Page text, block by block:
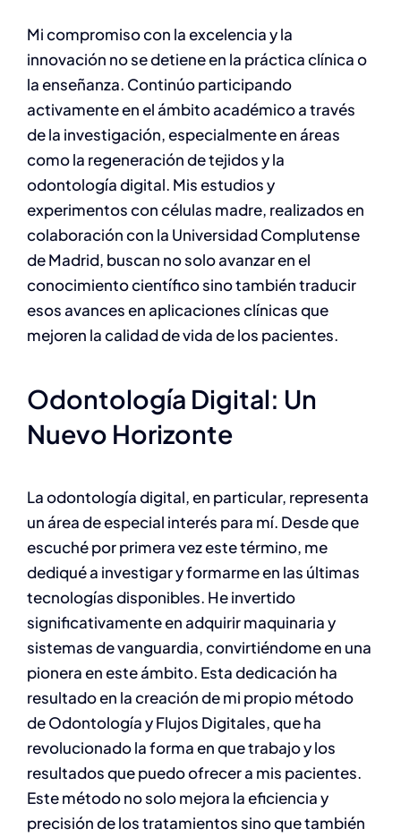
Mi compromiso con la excelencia y la
innovación no se detiene en la práctica clínica o
la enseñanza. Continúo participando
activamente en el ámbito académico a través
de la investigación, especialmente en áreas
como la regeneración de tejidos y la
odontología digital. Mis estudios y
experimentos con células madre, realizados en
colaboración con la Universidad Complutense
de Madrid, buscan no solo avanzar en el
conocimiento científico sino también traducir
esos avances en aplicaciones clínicas que
mejoren la calidad de vida de los pacientes.
Odontología Digital: Un
Nuevo Horizonte
La odontología digital, en particular, representa
un área de especial interés para mí. Desde que
escuché por primera vez este término, me
dediqué a investigar y formarme en las últimas
tecnologías disponibles. He invertido
significativamente en adquirir maquinaria y
sistemas de vanguardia, convirtiéndome en una
pionera en este ámbito. Esta dedicación ha
resultado en la creación de mi propio método
de Odontología y Flujos Digitales, que ha
revolucionado la forma en que trabajo y los
resultados que puedo ofrecer a mis pacientes.
Este método no solo mejora la eficiencia y
precisión de los tratamientos sino que también